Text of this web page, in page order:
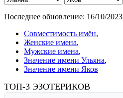
Последнее обновление: 16/10/2023
Совместимость имён,
Женские имена,
Мужские имена,
Значение имени Ульяна,
Значение имени Яков
ТОП-3 ЭЗОТЕРИКОВ